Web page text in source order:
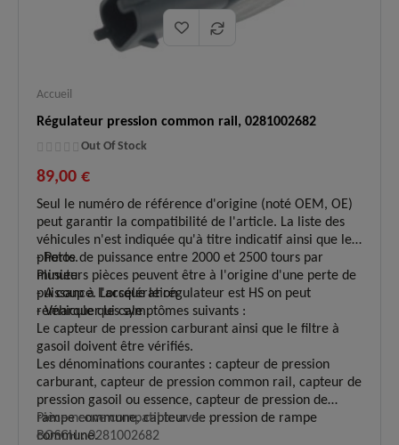
Accueil
Régulateur pression common rail, 0281002682
Out Of Stock
89,00 €
Seul le numéro de référence d'origine (noté OEM, OE)
peut garantir la compatibilité de l'article. La liste des
véhicules n'est indiquée qu'à titre indicatif ainsi que les
photos.
Plusieurs pièces peuvent être à l'origine d'une perte de
puissance. Lorsque le régulateur est HS on peut
remarquer les symptômes suivants :
- Perte de puissance entre 2000 et 2500 tours par
minute
- A coup à l'accélération
- Véhicule qui cale
Le capteur de pression carburant ainsi que le filtre à
gasoil doivent être vérifiés.
Les dénominations courantes : capteur de pression
carburant, capteur de pression common rail, capteur de
pression gasoil ou essence, capteur de pression de
rampe commune, capteur de pression de rampe
commune.
Pièce neuve compatible avec :
BOSCH : 0281002682